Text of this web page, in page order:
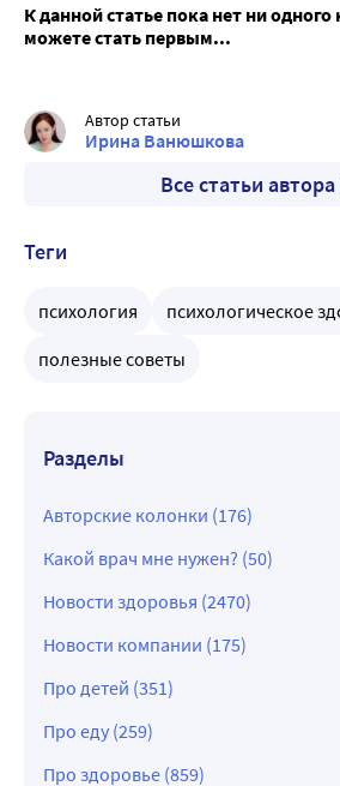
К данной статье пока нет ни
можете стать первым...
Автор статьи
Ирина Ванюшкова
Все статьи
Теги
психология психологическое
полезные советы
Разделы
Авторские колонки (176)
Какой врач мне нужен? (50)
Новости здоровья (2470)
Новости компании (175)
Про детей (351)
Про еду (259)
Про здоровье (859)